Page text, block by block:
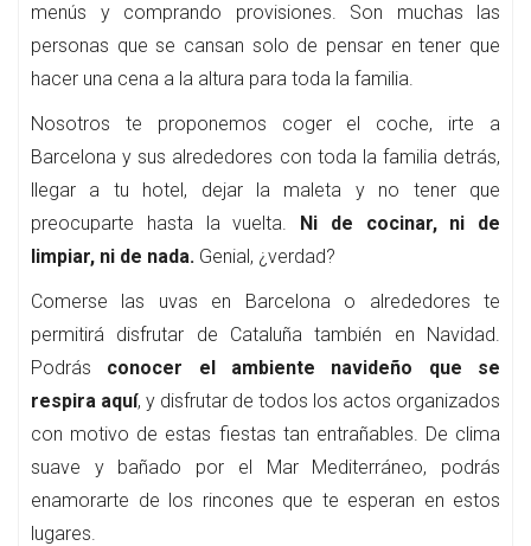
menús y comprando provisiones. Son muchas las
personas que se cansan solo de pensar en tener que
hacer una cena a la altura para toda la familia.
Nosotros te proponemos coger el coche, irte a
Barcelona y sus alrededores con toda la familia detrás,
llegar a tu hotel, dejar la maleta y no tener que
preocuparte hasta la vuelta. Ni de cocinar, ni de
limpiar, ni de nada. Genial, ¿verdad?
Comerse las uvas en Barcelona o alrededores te
permitirá disfrutar de Cataluña también en Navidad.
Podrás conocer el ambiente navideño que se
respira aquí, y disfrutar de todos los actos organizados
con motivo de estas fiestas tan entrañables. De clima
suave y bañado por el Mar Mediterráneo, podrás
enamorarte de los rincones que te esperan en estos
lugares.